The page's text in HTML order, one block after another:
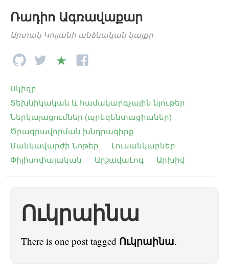
Ռադիո Ագռավաքար
Արտակ Կոլյանի անձնական կայքը
Սկիզբ
Տեխնիկական և համակարգչային նյութեր
Ներկայացումներ (պրեզենտացիաներ)
Ծրագրավորման խնդրագիրք
Մանկավարժի Նոթեր
Լուսանկարներ
Փիլիսոփայական
ԱրշավաԼոգ Արխիվ
Ուկրաինա
There is one post tagged Ուկրաինա.